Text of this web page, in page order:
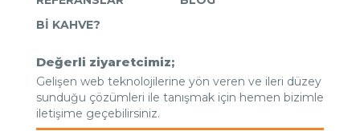
Bİ KAHVE?
Değerli ziyaretcimiz;
Gelişen web teknolojilerine yön veren ve ileri düzey
sunduğu çözümleri ile tanışmak için hemen bizimle
iletişime geçebilirsiniz.